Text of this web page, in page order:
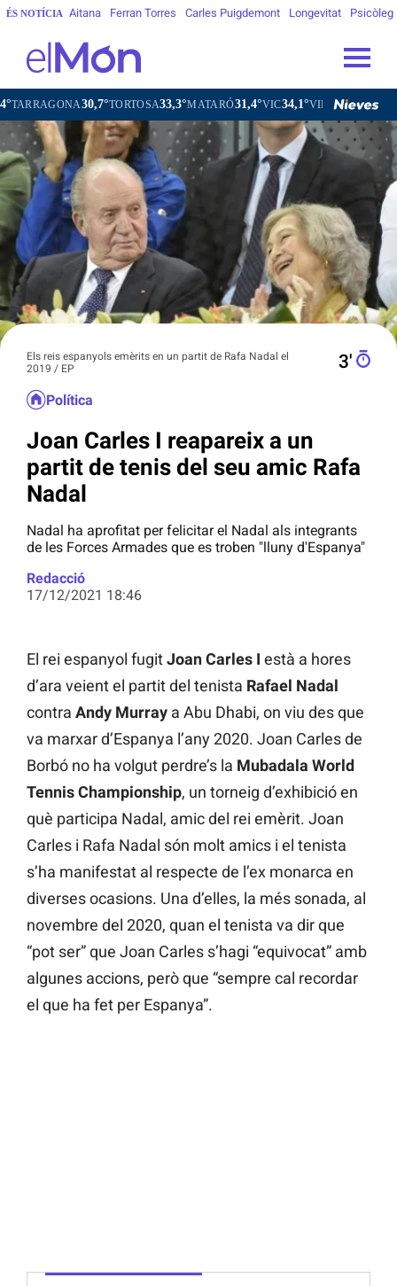
ÉS NOTÍCIA Aitana Ferran Torres Carles Puigdemont Longevitat Psicòleg
30,7°TORTOSA33,3°MATARÓ31,4°VIC34,1°VILAFRANCA DEL
Els reis espanyols emèrits en un partit de Rafa Nadal el
2019 / EP
3′
Política
Joan Carles I reapareix a un
partit de tenis del seu amic Rafa
Nadal
Nadal ha aprofitat per felicitar el Nadal als integrants
de les Forces Armades que es troben "lluny d'Espanya"
Redacció
17/12/2021 18:46
El rei espanyol fugitJoan Carles I està a hores
d’ara veient el partit del tenista Rafael Nadal
contra Andy Murray a Abu Dhabi, on viu des que
va marxar d’Espanya l’any 2020. Joan Carles de
Borbó no ha volgut perdre’s la Mubadala World
Tennis Championship, un torneig d’exhibició en
què participa Nadal, amic del rei emèrit. Joan
Carles i Rafa Nadal són molt amics i el tenista
s’ha manifestat al respecte de l’ex monarca en
diverses ocasions. Una d’elles, la més sonada, al
novembre del 2020, quan el tenista va dir que
“pot ser” que Joan Carles s’hagi “equivocat” amb
algunes accions, però que “sempre cal recordar
el que ha fet per Espanya”.